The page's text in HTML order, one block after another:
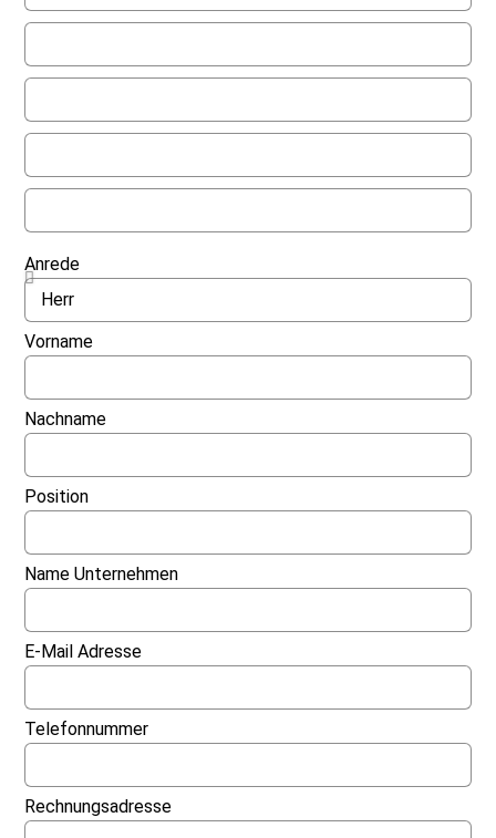
Anrede
Vorname
Nachname
Position
Name Unternehmen
E-Mail Adresse
Telefonnummer
Rechnungsadresse